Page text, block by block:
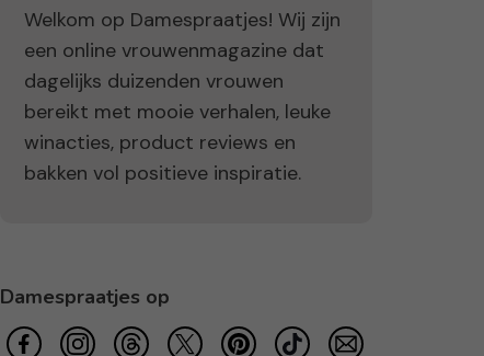
Welkom op Damespraatjes! Wij zijn
een online vrouwenmagazine dat
dagelijks duizenden vrouwen
bereikt met mooie verhalen, leuke
winacties, product reviews en
bakken vol positieve inspiratie.
Damespraatjes op